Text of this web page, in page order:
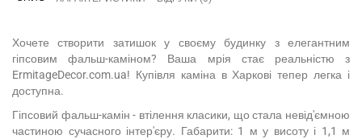
Хочете створити затишок у своєму будинку з елегантним
гіпсовим фальш-каміном? Ваша мрія стає реальністю з
ErmitageDecor.com.ua! Купівля каміна в Харкові тепер легка і
доступна.
Гіпсовий фальш-камін - втілення класики, що стала невід'ємною
частиною сучасного інтер'єру. Габарити: 1 м у висоту і 1,1 м